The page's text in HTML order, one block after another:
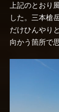
上記のとおり
した。三本槍
だけひんやり
向かう箇所で